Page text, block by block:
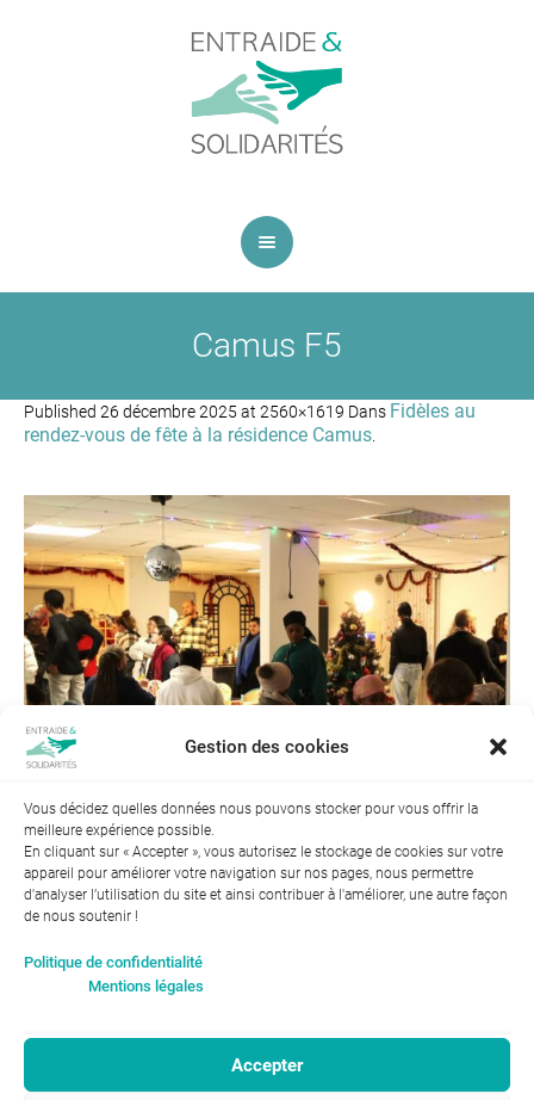
Gestion des cookies
Vous décidez quelles données nous pouvons stocker pour vous offrir la
meilleure expérience possible.
En cliquant sur « Accepter », vous autorisez le stockage de cookies sur votre
appareil pour améliorer votre navigation sur nos pages, nous permettre
d'analyser l’utilisation du site et ainsi contribuer à l'améliorer, une autre façon
de nous soutenir !
Politique de confidentialité
Mentions légales
Accepter
Camus F5
Published 26 décembre 2025 at 2560×1619 Dans Fidèles au
rendez-vous de fête à la résidence Camus
femmes : 94